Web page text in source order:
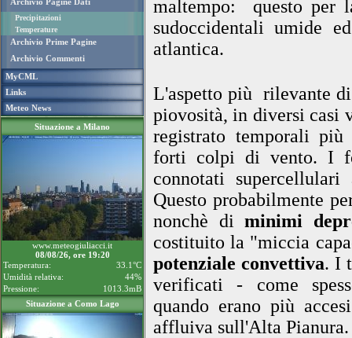
Precipitazioni
Temperature
Archivio Prime Pagine
Archivio Commenti
MyCML
Links
Meteo News
Situazione a Milano
www.meteogiuliacci.it
08/08/26, ore 19:20
Temperatura:
33.1°C
Umidità relativa:
44%
Pressione:
1013.3mB
Situazione a Como Lago
maltempo: questo per
sudoccidentali umide
atlantica.
L'aspetto più rilevante
piovosità, in diversi casi
registrato temporali più
forti colpi di vento. I
connotati
Questo probabilmente
nonchè diminimi
costituito la "miccia
potenziale convettiva. I
verificati - come
quando erano più
affluiva sull'Alta Pianura.